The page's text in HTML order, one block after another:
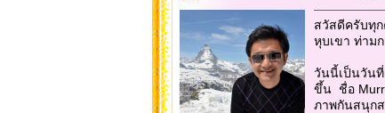
สวัสดีครับทุ
หุบเขา ท่าม
วันนี้เป็นวันที่
ขึ้น ชื่อ
ภาพกันสนุก